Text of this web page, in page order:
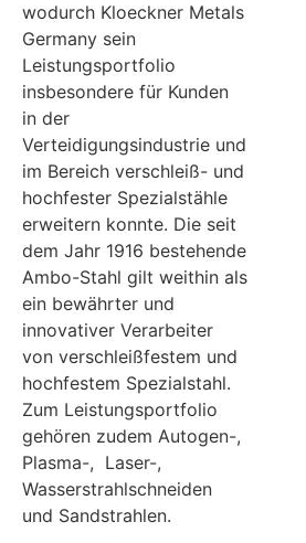
wodurch Kloeckner Metals
Germany sein
Leistungsportfolio
insbesondere für Kunden
in der
Verteidigungsindustrie und
im Bereich verschleiß- und
hochfester Spezialstähle
erweitern konnte. Die seit
dem Jahr 1916 bestehende
Ambo-Stahl gilt weithin als
ein bewährter und
innovativer Verarbeiter
von verschleißfestem und
hochfestem Spezialstahl.
Zum Leistungsportfolio
gehören zudem Autogen-,
Plasma-, Laser-,
Wasserstrahlschneiden
und Sandstrahlen.